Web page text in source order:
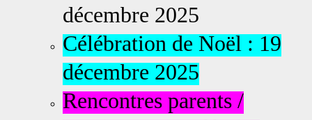
décembre 2025
Célébration de Noël : 19
décembre 2025
Rencontres parents /